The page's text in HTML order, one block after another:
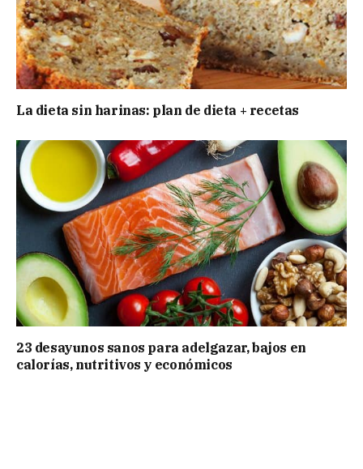
La dieta sin harinas: plan de dieta + recetas
23 desayunos sanos para adelgazar, bajos en
calorías, nutritivos y económicos